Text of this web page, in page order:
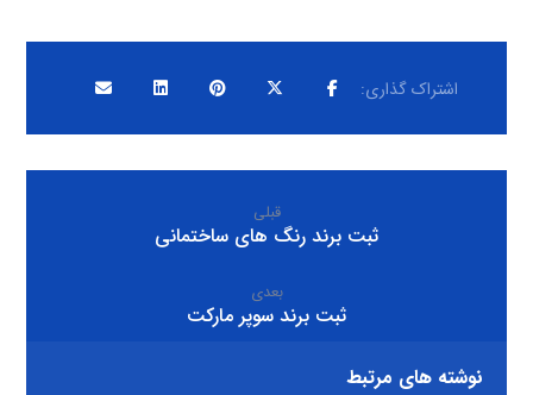
قبلی
ثبت برند رنگ های ساختمانی
بعدی
ثبت برند سوپر مارکت
نوشته های مرتبط